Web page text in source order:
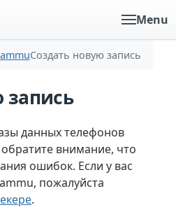
Menu
Создать новую запись
запись
данных телефонов
внимание, что
ошибок. Если у вас
пожалуйста
.